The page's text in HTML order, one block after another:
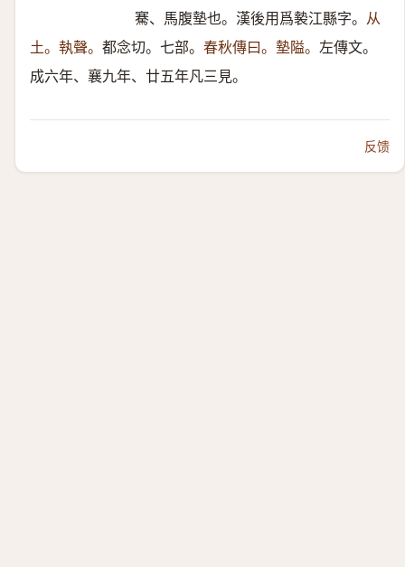
騫、馬腹墊也。漢後用爲褺江縣字。 从
土。執聲。 都念切。七部。 春秋傳曰。墊隘。 左傳文。
成六年、襄九年、廿五年凡三見。
反馈